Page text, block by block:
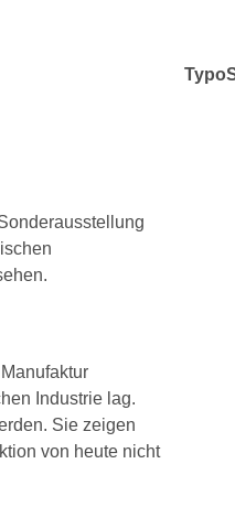
Industrie lag.
Sie zeigen
von heute nicht